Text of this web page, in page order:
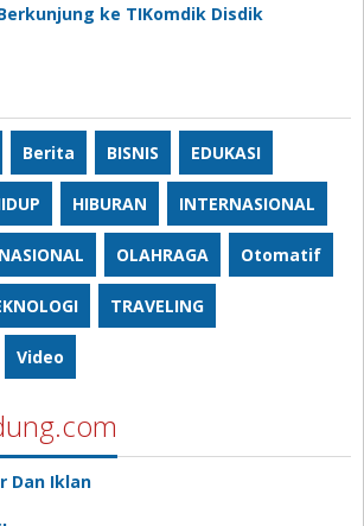
ke TIKomdik Disdik
Berita BISNIS EDUKASI
HIBURAN INTERNASIONAL
NASIONAL OLAHRAGA Otomatif
TRAVELING
Video
Dan Iklan